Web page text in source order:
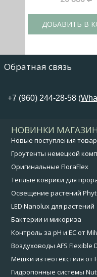
ДОБАВИТЬ В
Обратная связь
+7 (960) 244-28-58 (
НОВИНКИ
Новые поступления
Гроутенты немецкой
Оригинальные FloraFlex
Теплые коврики для
Освещение растений
LED Nanolux для растений
Бактерии и микориза
Контроль за pH и EC от
Воздуховоды AFS Flexible
Мешки из геотекстиля от
Гидропонные системы